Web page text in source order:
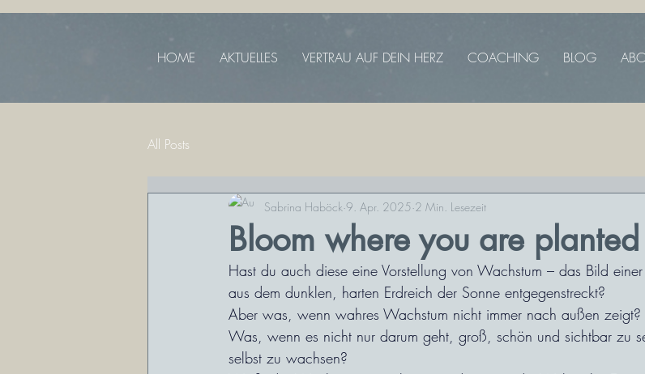
HOME AKTUELLES VERTRAU AUF DEIN HERZ COACHING BLOG
All Posts
Bloom where you are planted
Sabrina Haböck 9. Apr. 2025 2 Min. Lesezeit
Hast du auch diese eine Vorstellung von Wachstum – das Bild
aus dem dunklen, harten Erdreich der Sonne entgegenstreckt?
Aber was, wenn wahres Wachstum nicht immer nach außen zeigt?
Was, wenn es nicht nur darum geht, groß, schön und sichtbar zu
selbst zu wachsen?